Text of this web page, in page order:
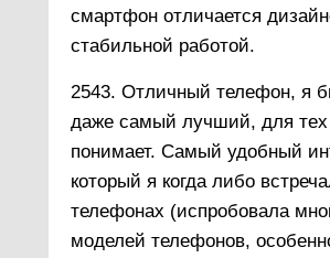
смартфон отличается
стабильной работой.
2543. Отличный телефон, я
даже самый лучший, для тех
понимает. Самый удобный
который я когда либо
телефонах (испробовала
моделей телефонов,